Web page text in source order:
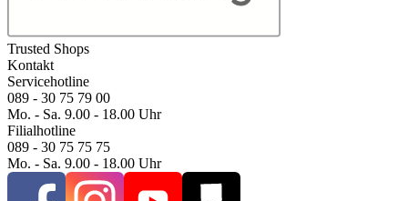
Trusted Shops
Kontakt
Servicehotline
089 - 30 75 79 00
Mo. - Sa. 9.00 - 18.00 Uhr
Filialhotline
089 - 30 75 75 75
Mo. - Sa. 9.00 - 18.00 Uhr